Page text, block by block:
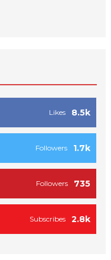
8.5k
Likes
1.7k
Followers
735
Followers
2.8k
Subscribes